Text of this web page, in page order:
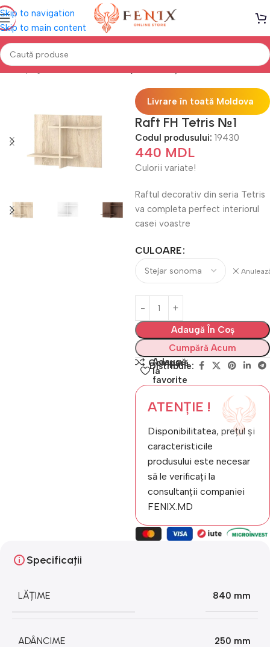
Skip to navigation
Skip to main content
Prima pagină Mobilă LIVING Etajere & Polițe
Livrare în toată Moldova
Raft FH Tetris №1
Codul produsului: 19430
440 MDL
Culorii variate!
Raftul decorativ din seria Tetris
va completa perfect interiorul
casei voastre
CULOARE
Adaugă În Coș
Cumpără Acum
Compară
Adaugă
la
favorite
Distribuie:
ATENȚIE !
Disponibilitatea, prețul și
caracteristicile
produsului este necesar
să le verificați la
consultanții companiei
FENIX.MD
Specificații
LĂȚIME 840 mm
ADÂNCIME 250 mm